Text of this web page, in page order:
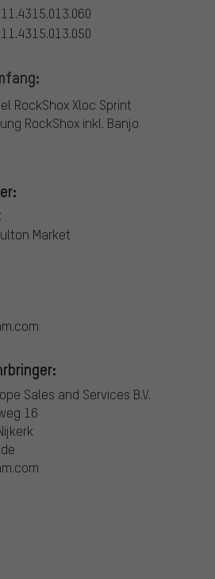
11.4315.013.060
11.4315.013.050
RockShox Xloc Sprint
RockShox inkl. Banjo
Market
Sales and Services B.V.
16